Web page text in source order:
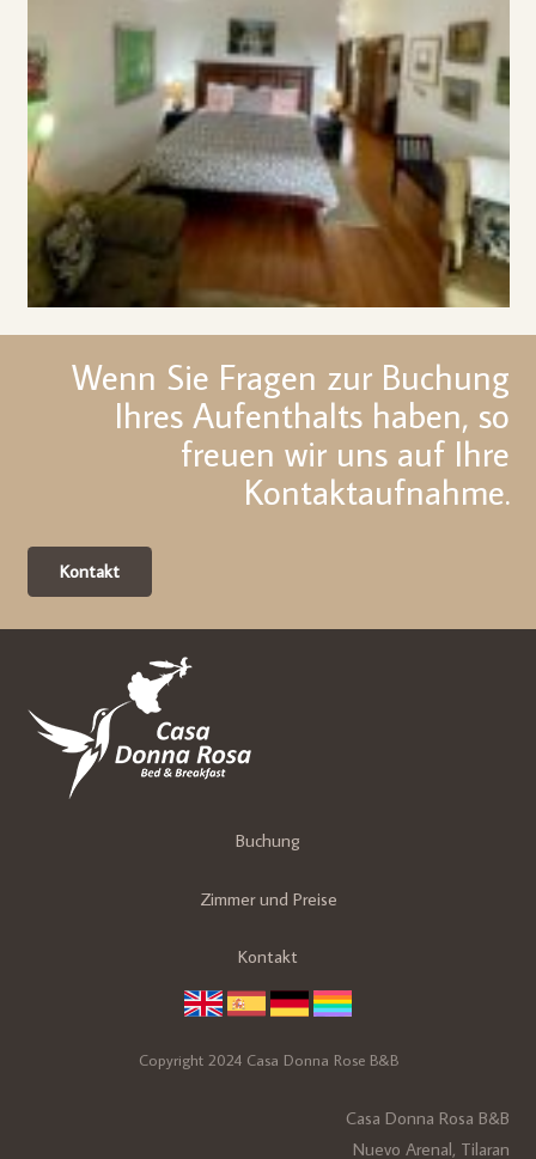
Wenn Sie Fragen zur Buchung
Ihres Aufenthalts haben, so
freuen wir uns auf Ihre
Kontaktaufnahme.
Kontakt
Buchung
Zimmer und Preise
Kontakt
Copyright 2024 Casa Donna Rose B&B
Casa Donna Rosa B&B
Nuevo Arenal, Tilaran